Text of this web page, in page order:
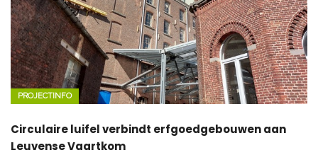
PROJECTINFO
Circulaire luifel verbindt erfgoedgebouwen aan
Leuvense Vaartkom